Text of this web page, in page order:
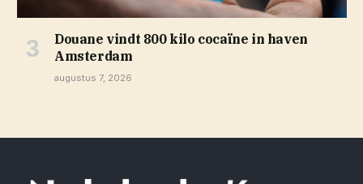
Douane vindt 800 kilo cocaïne in haven
Amsterdam
augustus 7, 2026